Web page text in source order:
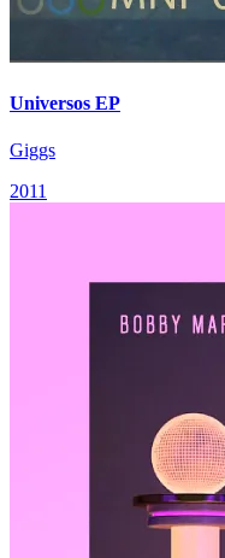
Universos EP
Giggs
2011